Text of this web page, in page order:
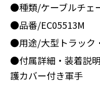
●種類/ケーブルチェ
●品番/EC05513M
●用途/大型トラック
●付属詳細・装着説
護カバー付き軍手